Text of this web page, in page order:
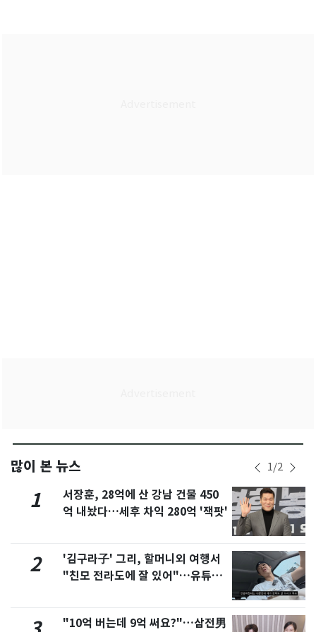
많이 본 뉴스 1/2
1
서장훈, 28억에 산 강남 건물 450
억 내놨다…세후 차익 280억 '잭팟'
2
'김구라子' 그리, 할머니외 여행서
"친모 전라도에 잘 있어"…유튜브
"10억 버는데 9억 써요?"…삼전男